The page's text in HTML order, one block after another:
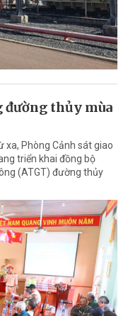
đường thủy mùa
Phòng Cảnh sát giao
triển khai đồng bộ
(ATGT) đường thủy